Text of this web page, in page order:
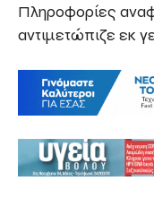
Πληροφορίες
αντιμετώπιζε εκ